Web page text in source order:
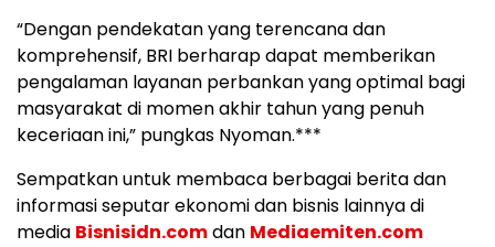
“Dengan pendekatan yang terencana dan
komprehensif, BRI berharap dapat memberikan
pengalaman layanan perbankan yang optimal bagi
masyarakat di momen akhir tahun yang penuh
keceriaan ini,” pungkas Nyoman.***
Sempatkan untuk membaca berbagai berita dan
informasi seputar ekonomi dan bisnis lainnya di
media Bisnisidn.comdan Mediaemiten.com